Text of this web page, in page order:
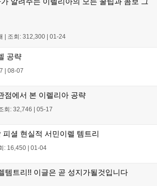
| 조회: 312,300 | 01-24
공략
| 08-07
점에서 본 이렐리아 공략
회: 32,746 | 05-17
피셜 현실적 서민이렐 템트리
: 16,450 | 01-04
템트리!! 이글은 곧 성지가될것입니다